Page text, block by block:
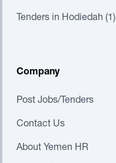
Tenders in Hodiedah (1)
Company
Post Jobs/Tenders
Contact Us
About Yemen HR